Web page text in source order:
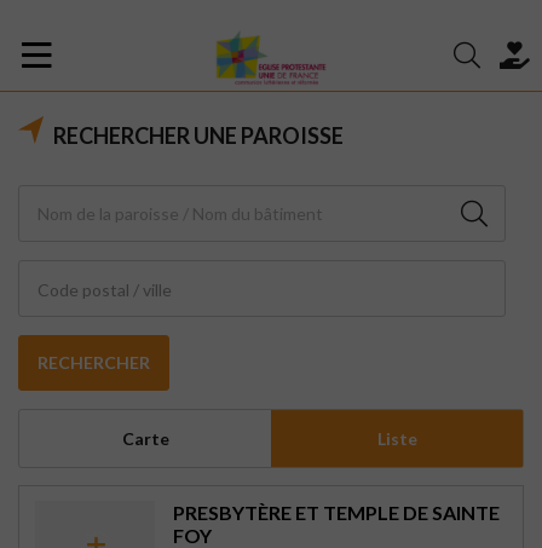
RECHERCHER UNE PAROISSE
Code postal / ville
RECHERCHER
Carte Liste
PRESBYTÈRE ET TEMPLE DE SAINTE
FOY